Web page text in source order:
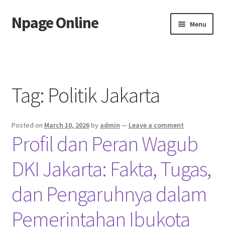
Skip
to
Skip
to
Npage Online Menu
Tag: Politik Jakarta
Posted on March 10, 2026by admin — Leave a comment
Profil dan Peran Wagub
DKI Jakarta: Fakta, Tugas,
dan Pengaruhnya dalam
Pemerintahan Ibukota